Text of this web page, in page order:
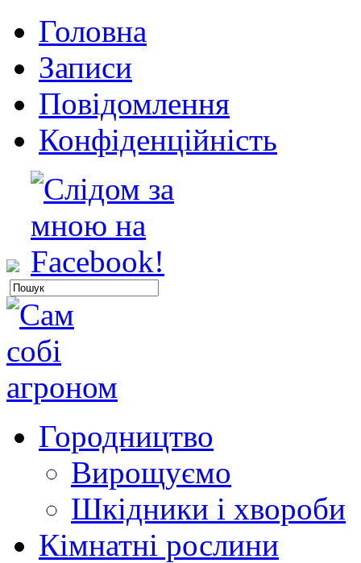
Головна
Записи
Повідомлення
Конфіденційність
Городництво
Вирощуємо
Шкідники і хвороби
Кімнатні рослини